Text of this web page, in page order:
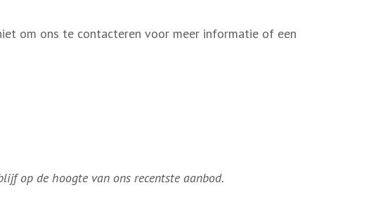
om ons te contacteren voor meer informatie of een
op de hoogte van ons recentste aanbod.